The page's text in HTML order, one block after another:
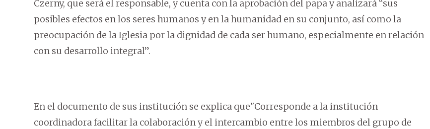
Czerny, que será el responsable, y cuenta con la aprobación del papa y analizará “sus
posibles efectos en los seres humanos y en la humanidad en su conjunto, así como la
preocupación de la Iglesia por la dignidad de cada ser humano, especialmente en relación
con su desarrollo integral”.
En el documento de sus institución se explica que"Corresponde a la institución
coordinadora facilitar la colaboración y el intercambio entre los miembros del grupo de